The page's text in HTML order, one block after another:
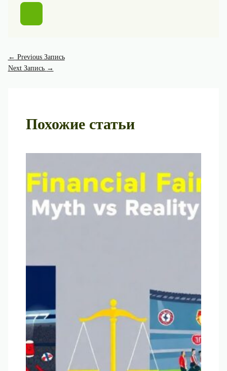
← Previous Запись
Next Запись →
Похожие статьи